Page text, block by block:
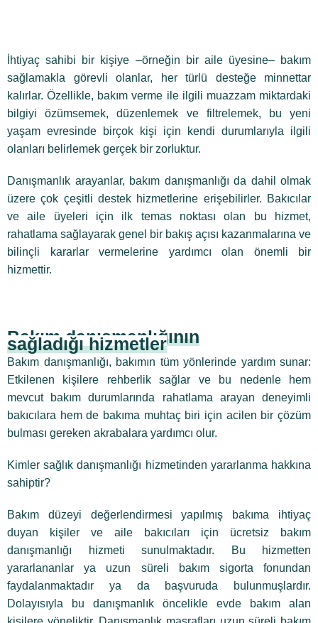
İhtiyaç sahibi bir kişiye –örneğin bir aile üyesine– bakım
sağlamakla görevli olanlar, her türlü desteğe minnettar
kalırlar. Özellikle, bakım verme ile ilgili muazzam miktardaki
bilgiyi özümsemek, düzenlemek ve filtrelemek, bu yeni
yaşam evresinde birçok kişi için kendi durumlarıyla ilgili
olanları belirlemek gerçek bir zorluktur.
Danışmanlık arayanlar, bakım danışmanlığı da dahil olmak
üzere çok çeşitli destek hizmetlerine erişebilirler. Bakıcılar
ve aile üyeleri için ilk temas noktası olan bu hizmet,
rahatlama sağlayarak genel bir bakış açısı kazanmalarına ve
bilinçli kararlar vermelerine yardımcı olan önemli bir
hizmettir.
Bakım danışmanlığının
sağladığı hizmetler
Bakım danışmanlığı, bakımın tüm yönlerinde yardım sunar:
Etkilenen kişilere rehberlik sağlar ve bu nedenle hem
mevcut bakım durumlarında rahatlama arayan deneyimli
bakıcılara hem de bakıma muhtaç biri için acilen bir çözüm
bulması gereken akrabalara yardımcı olur.
Kimler sağlık danışmanlığı hizmetinden yararlanma hakkına
sahiptir?
Bakım düzeyi değerlendirmesi yapılmış bakıma ihtiyaç
duyan kişiler ve aile bakıcıları için ücretsiz bakım
danışmanlığı hizmeti sunulmaktadır. Bu hizmetten
yararlananlar ya uzun süreli bakım sigorta fonundan
faydalanmaktadır ya da başvuruda bulunmuşlardır.
Dolayısıyla bu danışmanlık öncelikle evde bakım alan